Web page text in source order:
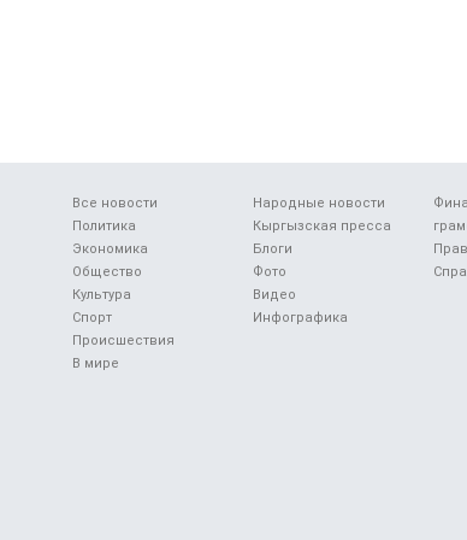
Все новости
Политика
Экономика
Общество
Культура
Спорт
Происшествия
В мире
Народные новости
Кыргызская пресса
Блоги
Фото
Видео
Инфографика